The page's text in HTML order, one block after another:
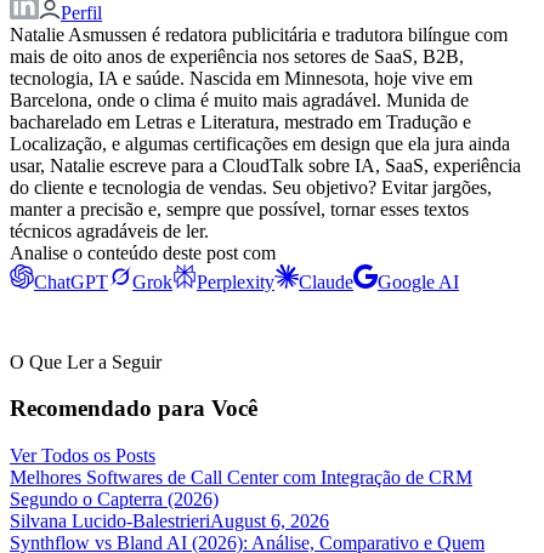
Perfil
Natalie Asmussen é redatora publicitária e tradutora bilíngue com
mais de oito anos de experiência nos setores de SaaS, B2B,
tecnologia, IA e saúde. Nascida em Minnesota, hoje vive em
Barcelona, onde o clima é muito mais agradável. Munida de
bacharelado em Letras e Literatura, mestrado em Tradução e
Localização, e algumas certificações em design que ela jura ainda
usar, Natalie escreve para a CloudTalk sobre IA, SaaS, experiência
do cliente e tecnologia de vendas. Seu objetivo? Evitar jargões,
manter a precisão e, sempre que possível, tornar esses textos
técnicos agradáveis de ler.
Analise o conteúdo deste post com
ChatGPT
Grok Perplexity Claude Google AI
O Que Ler a Seguir
Recomendado para Você
Ver Todos os Posts
Melhores Softwares de Call Center com Integração de CRM
Segundo o Capterra (2026)
Silvana Lucido-BalestrieriAugust 6, 2026
Synthflow vs Bland AI (2026): Análise, Comparativo e Quem